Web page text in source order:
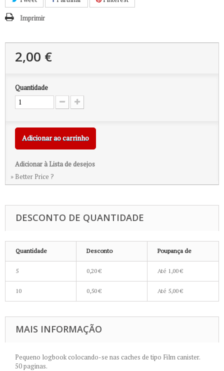
Imprimir
2,00 €
Quantidade
Adicionar ao carrinho
Adicionar à Lista de desejos
» Better Price ?
DESCONTO DE QUANTIDADE
Quantidade Desconto Poupança de
5 0,20 € Até 1,00 €
10 0,50 € Até 5,00 €
MAIS INFORMAÇÃO
Pequeno logbook colocando-se nas caches de tipo Film canister.
50 paginas.